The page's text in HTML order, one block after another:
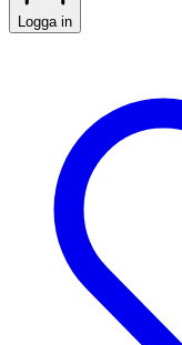
Logga in